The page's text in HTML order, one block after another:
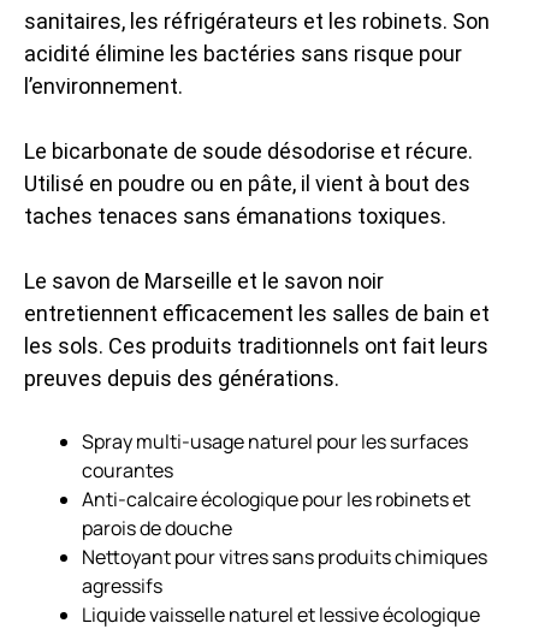
sanitaires, les réfrigérateurs et les robinets. Son
acidité élimine les bactéries sans risque pour
l’environnement.
Le bicarbonate de soude désodorise et récure.
Utilisé en poudre ou en pâte, il vient à bout des
taches tenaces sans émanations toxiques.
Le savon de Marseille et le savon noir
entretiennent efficacement les salles de bain et
les sols. Ces produits traditionnels ont fait leurs
preuves depuis des générations.
Spray multi-usage naturel pour les surfaces
courantes
Anti-calcaire écologique pour les robinets et
parois de douche
Nettoyant pour vitres sans produits chimiques
agressifs
Liquide vaisselle naturel et lessive écologique